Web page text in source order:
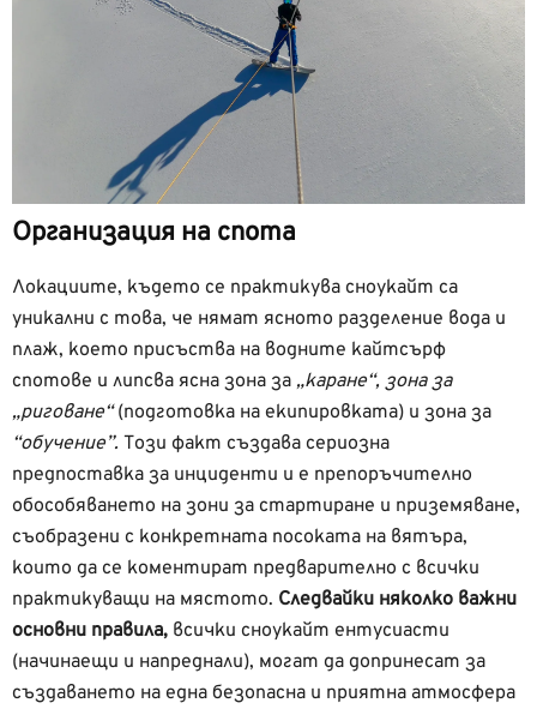
Организация на спота
Локациите, където се практикува сноукайт са
уникални с това, че нямат ясното разделение вода и
плаж, което присъства на водните кайтсърф
спотове и липсва ясна зона за „каране“, зона за
„риговане“(подготовка на екипировката) и зона за
“обучение”. Този факт създава сериозна
предпоставка за инциденти и е препоръчително
обособяването на зони за стартиране и приземяване,
съобразени с конкретната посоката на вятъра,
които да се коментират предварително с всички
практикуващи на мястото. Следвайки няколко важни
основни правила, всички сноукайт ентусиасти
(начинаещи и напреднали), могат да допринесат за
създаването на една безопасна и приятна атмосфера